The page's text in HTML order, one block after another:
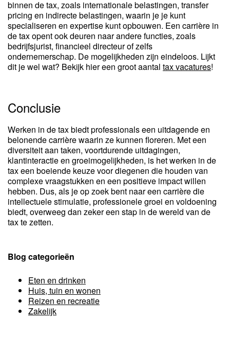
binnen de tax, zoals internationale belastingen, transfer
pricing en indirecte belastingen, waarin je je kunt
specialiseren en expertise kunt opbouwen. Een carrière in
de tax opent ook deuren naar andere functies, zoals
bedrijfsjurist, financieel directeur of zelfs
ondernemerschap. De mogelijkheden zijn eindeloos. Lijkt
dit je wel wat? Bekijk hier een groot aantal tax vacatures!
Conclusie
Werken in de tax biedt professionals een uitdagende en
belonende carrière waarin ze kunnen floreren. Met een
diversiteit aan taken, voortdurende uitdagingen,
klantinteractie en groeimogelijkheden, is het werken in de
tax een boeiende keuze voor diegenen die houden van
complexe vraagstukken en een positieve impact willen
hebben. Dus, als je op zoek bent naar een carrière die
intellectuele stimulatie, professionele groei en voldoening
biedt, overweeg dan zeker een stap in de wereld van de
tax te zetten.
Blog categorieën
Eten en drinken
Huis, tuin en wonen
Reizen en recreatie
Zakelijk